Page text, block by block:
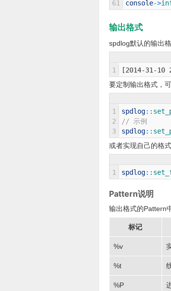
61
console->
输出格式
spdlog默认的输出格
1
[2014-31-10
要定制输出格式，
1
2
3
spdlog::
// 示例
spdlog::
或者实现自己的格式
1 spdlog::
Pattern说明
输出格式的Pattern
标记
%v
%t
%P